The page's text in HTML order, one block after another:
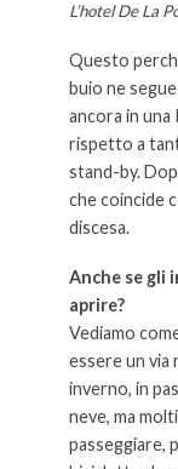
L’hotel De La
Questo
buio ne
ancora in una
rispetto a
stand-by.
che coincide
discesa.
Anche se gli
aprire?
Vediamo
essere un via
inverno, in
neve, ma
passeggiare,